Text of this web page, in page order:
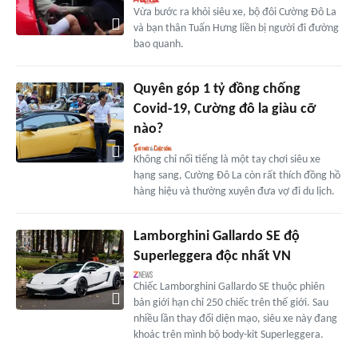
Vừa bước ra khỏi siêu xe, bộ đôi Cường Đô La
và bạn thân Tuấn Hưng liền bị người đi đường
bao quanh.
Quyên góp 1 tỷ đồng chống
Covid-19, Cường đô la giàu cỡ
nào?
Không chỉ nổi tiếng là một tay chơi siêu xe
hạng sang, Cường Đô La còn rất thích đồng hồ
hàng hiệu và thường xuyên đưa vợ đi du lịch.
Lamborghini Gallardo SE độ
Superleggera độc nhất VN
Chiếc Lamborghini Gallardo SE thuộc phiên
bản giới hạn chỉ 250 chiếc trên thế giới. Sau
nhiều lần thay đổi diện mạo, siêu xe này đang
khoác trên mình bộ body-kit Superleggera.